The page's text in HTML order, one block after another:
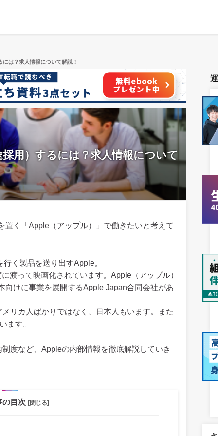
は？求人情報について解説！
用）するには？求人情報について
く「Apple（アップル）」で働きたいと考えて
く製品を送り出すApple。
渡って映画化されています。Apple（アップル）
向けに事業を展開するApple Japan合同会社があ
リカ人ばかりではなく、日本人もいます。また
ます。
度など、Appleの内部情報を徹底解説していき
の目次 [閉じる]